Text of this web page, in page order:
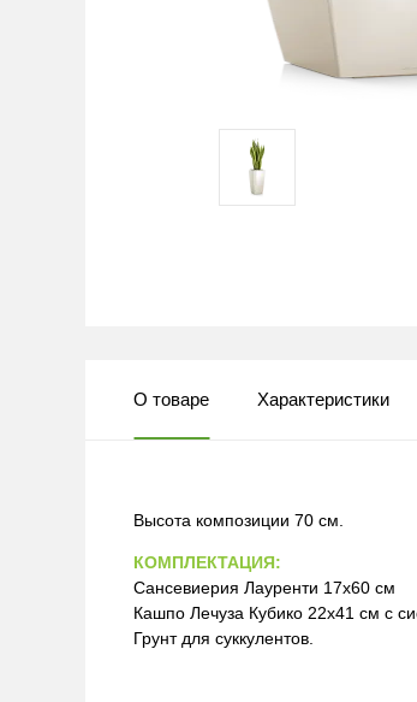
О товаре Характеристики
Высота композиции 70 см.
КОМПЛЕКТАЦИЯ:
Cансевиерия Лауренти 17х60 см
Кашпо Лечуза Кубико 22x41 см с
Грунт для суккулентов.